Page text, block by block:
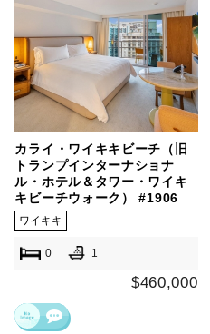
カライ・ワイキキビーチ（旧
トランプインターナショナ
ル・ホテル＆タワー・ワイキ
キビーチウォーク） #1906
ワイキキ
0 1
$460,000